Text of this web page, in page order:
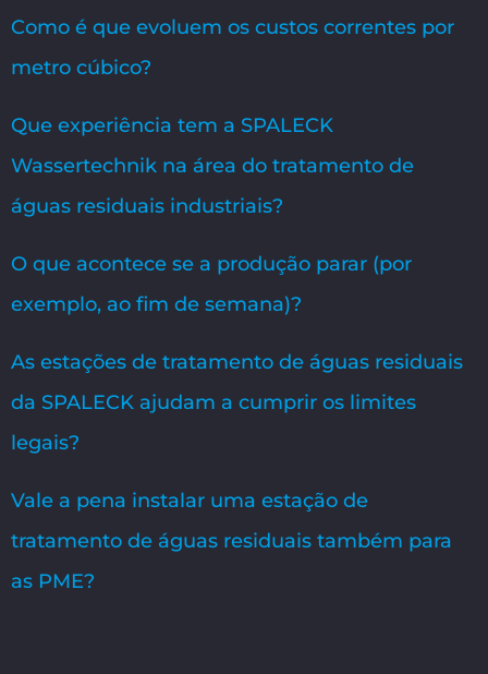
Como é que evoluem os custos correntes por
metro cúbico?
Que experiência tem a SPALECK
Wassertechnik na área do tratamento de
águas residuais industriais?
O que acontece se a produção parar (por
exemplo, ao fim de semana)?
As estações de tratamento de águas residuais
da SPALECK ajudam a cumprir os limites
legais?
Vale a pena instalar uma estação de
tratamento de águas residuais também para
as PME?